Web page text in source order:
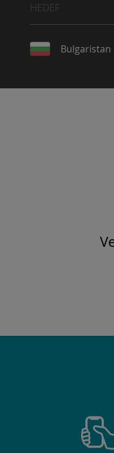
HEDEF
Bulgaristan